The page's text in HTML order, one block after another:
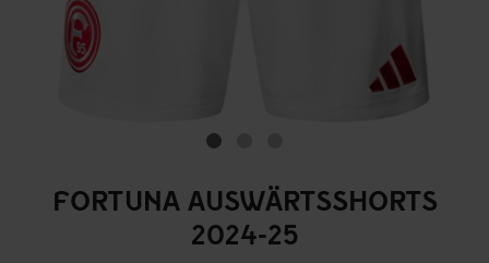
FORTUNA AUSWÄRTSSHORTS
2024-25